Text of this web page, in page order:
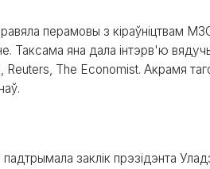
перамовы з кіраўніцтвам
Таксама яна дала інтэрв'ю
The Economist. Акрамя
заклік прэзідэнта